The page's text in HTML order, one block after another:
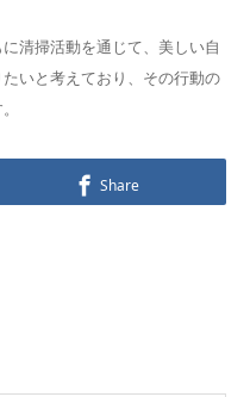
清掃活動を通じて、美しい自
いと考えており、その行動の
Share